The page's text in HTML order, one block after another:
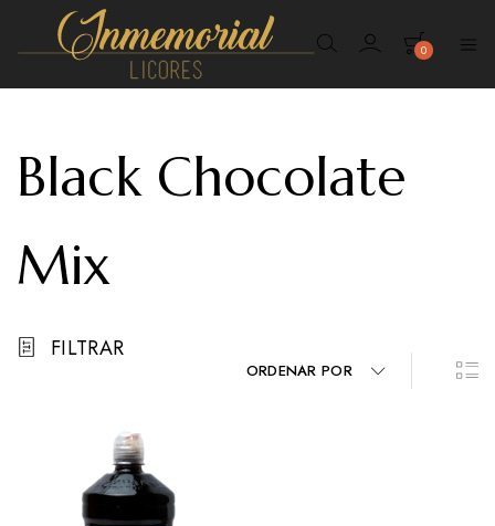
Inmemorial
0
Black Chocolate
Mix
FILTRAR
ORDENAR POR